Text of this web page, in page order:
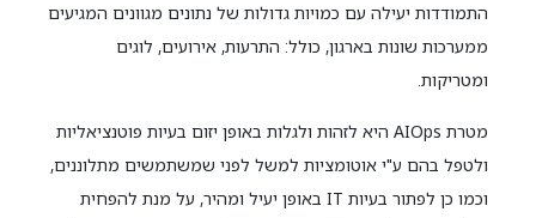
התמודדות יעילה עם כמויות גדולות של נתונים מגוונים המגיעים
ממערכות שונות בארגון, כולל: התרעות, אירועים, לוגים
ומטריקות.
מטרת AIOps היא לזהות ולגלות באופן יזום בעיות פוטנציאליות
ולטפל בהם ע"י אוטומציות למשל לפני שמשתמשים מתלוננים,
וכמו כן לפתור בעיות IT באופן יעיל ומהיר, על מנת להפחית